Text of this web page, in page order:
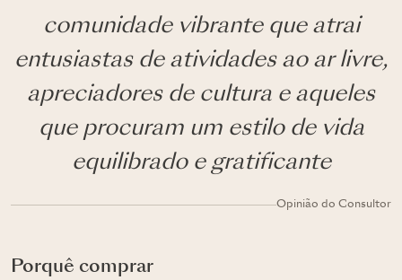
comunidade vibrante que atrai
entusiastas de atividades ao ar livre,
apreciadores de cultura e aqueles
que procuram um estilo de vida
equilibrado e gratificante
Opinião do Consultor
Porquê comprar